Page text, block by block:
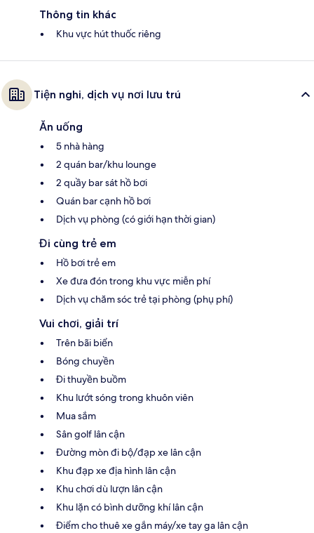
Thông tin khác
Khu vực hút thuốc riêng
Tiện nghi, dịch vụ nơi lưu trú
Ăn uống
5 nhà hàng
2 quán bar/khu lounge
2 quầy bar sát hồ bơi
Quán bar cạnh hồ bơi
Dịch vụ phòng (có giới hạn thời gian)
Đi cùng trẻ em
Hồ bơi trẻ em
Xe đưa đón trong khu vực miễn phí
Dịch vụ chăm sóc trẻ tại phòng (phụ phí)
Vui chơi, giải trí
Trên bãi biển
Bóng chuyền
Đi thuyền buồm
Khu lướt sóng trong khuôn viên
Mua sắm
Sân golf lân cận
Đường mòn đi bộ/đạp xe lân cận
Khu đạp xe địa hình lân cận
Khu chơi dù lượn lân cận
Khu lặn có bình dưỡng khí lân cận
Điểm cho thuê xe gắn máy/xe tay ga lân cận